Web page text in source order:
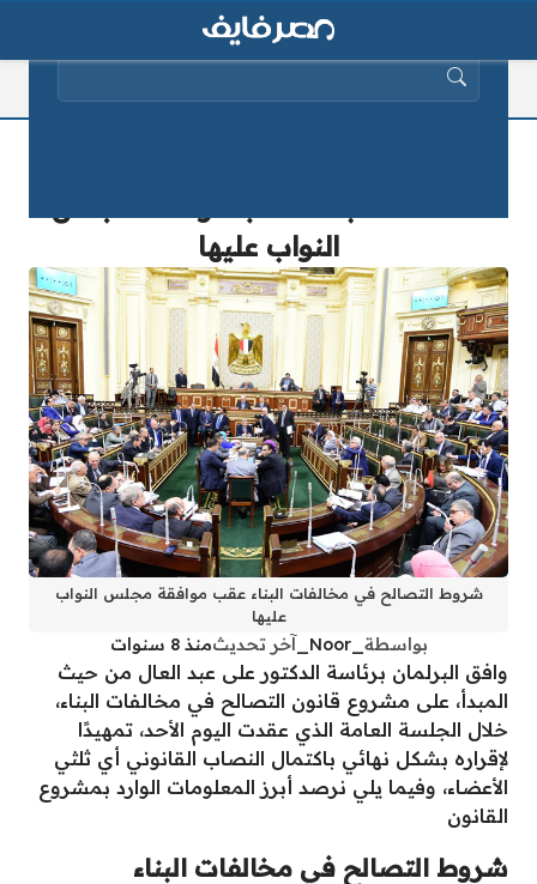
النواب عليها
شروط التصالح في مخالفات البناء عقب موافقة مجلس النواب
عليها
بواسطة _Noor_ آخر تحديثمنذ 8 سنوات
وافق البرلمان برئاسة الدكتور على عبد العال من حيث
المبدأ، على مشروع قانون التصالح في مخالفات البناء،
خلال الجلسة العامة الذي عقدت اليوم الأحد، تمهيدًا
لإقراره بشكل نهائي باكتمال النصاب القانوني أي ثلثي
الأعضاء، وفيما يلي نرصد أبرز المعلومات الوارد بمشروع
القانون
شروط التصالح في مخالفات البناء
البحث عن: